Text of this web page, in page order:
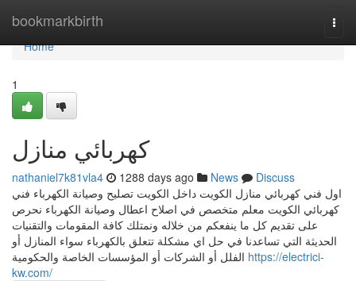
bookmarkbirth
Home
Home
1
كهربائي منازل
nathaniel7k81vla4 1288 days ago News
Discuss
اول فني كهربائي منازل الكويت داخل الكويت تصليح وصيانة الكهرباء فني
كهربائي الكويت معلم متخصص في اصلاح اعطال وصيانة الكهرباء نحرص
على تقديم كل ما ينفعكم من خلاله ونمتلك كافة المقومات والتقنيات
الحديثة التي تساعدنا في حل اي مشكلة تتعلق بالكهرباء سواء المنازل أو
https://electrici-
kw.com/